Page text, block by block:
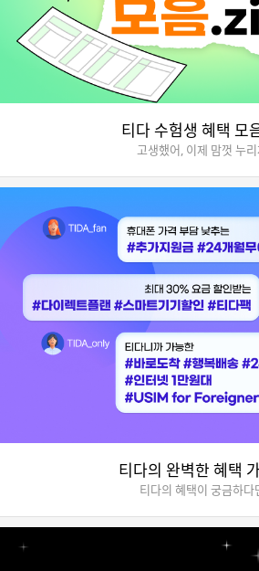
티다 수험생 혜택 모
고생했어, 이제 맘껏 누
티다의 완벽한 혜택
티다의 혜택이 궁금하다